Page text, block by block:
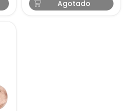
85g
Agotado